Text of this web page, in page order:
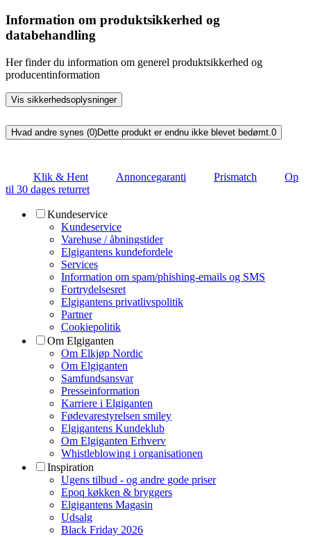
Information om produktsikkerhed og
databehandling
Her finder du information om generel produktsikkerhed og
producentinformation
Vis sikkerhedsoplysninger
Hvad andre synes (0)Dette produkt er endnu ikke blevet bedømt. 0
Klik & Hent Annoncegaranti Prismatch
Op
til 30 dages returret
Kundeservice
Kundeservice
Varehuse / åbningstider
Elgigantens kundefordele
Services
Information om spam/phishing-emails og SMS
Fortrydelsesret
Elgigantens privatlivspolitik
Partner
Cookiepolitik
Om Elgiganten
Om Elkjøp Nordic
Om Elgiganten
Samfundsansvar
Presseinformation
Karriere i Elgiganten
Fødevarestyrelsen smiley
Elgigantens Kundeklub
Om Elgiganten Erhverv
Whistleblowing i organisationen
Inspiration
Ugens tilbud - og andre gode priser
Epoq køkken & bryggers
Elgigantens Magasin
Udsalg
Black Friday 2026